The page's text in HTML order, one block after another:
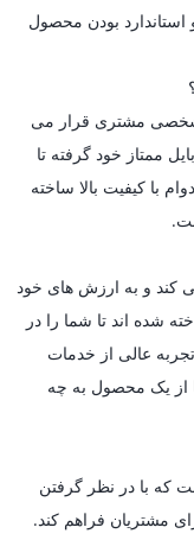
استاندارد بودن محصول
شخصی مشتری قرار می
ممتاز خود گرفته تا
با کیفیت بالا ساخته
کند و به ارزش های خود
شده اند تا شما را در
عالی از خدمات
از یک محصول به چه
که با در نظر گرفتن
مشتریان فراهم کند.